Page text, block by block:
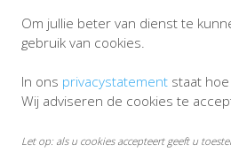
Om jullie beter van dienst te
gebruik van cookies.
In ons privacystatement staat
Wij adviseren de cookies te
Let op: als u cookies accepteert geeft u